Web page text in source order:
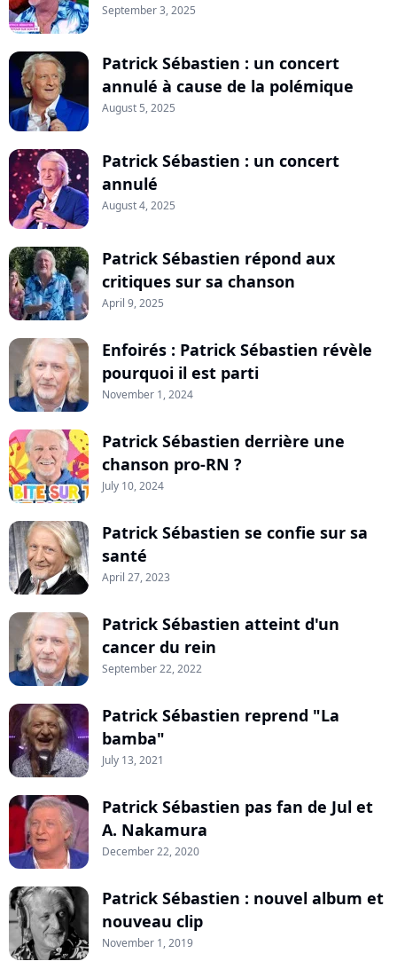
September 3, 2025
Patrick Sébastien : un concert
annulé à cause de la polémique
August 5, 2025
Patrick Sébastien : un concert
annulé
August 4, 2025
Patrick Sébastien répond aux
critiques sur sa chanson
April 9, 2025
Enfoirés : Patrick Sébastien révèle
pourquoi il est parti
November 1, 2024
Patrick Sébastien derrière une
chanson pro-RN ?
July 10, 2024
Patrick Sébastien se confie sur sa
santé
April 27, 2023
Patrick Sébastien atteint d'un
cancer du rein
September 22, 2022
Patrick Sébastien reprend "La
bamba"
July 13, 2021
Patrick Sébastien pas fan de Jul et
A. Nakamura
December 22, 2020
Patrick Sébastien : nouvel album et
nouveau clip
November 1, 2019